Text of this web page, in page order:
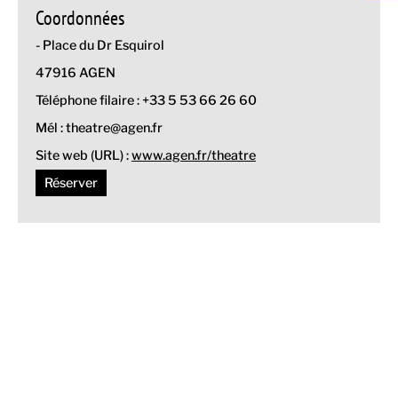
Coordonnées
- Place du Dr Esquirol
47916 AGEN
Téléphone filaire : +33 5 53 66 26 60
Mél : theatre@agen.fr
Site web (URL) :www.agen.fr/theatre
Réserver